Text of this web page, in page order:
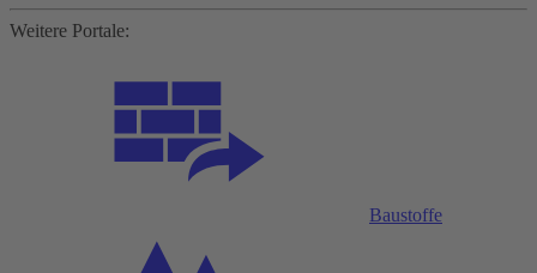
Weitere Portale:
Baustoffe